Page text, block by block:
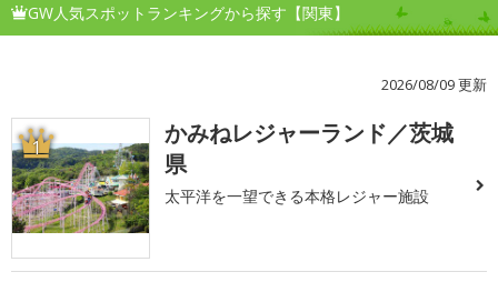
GW人気スポットランキングから探す【関東】
2026/08/09 更新
1
かみねレジャーランド／茨城
県
太平洋を一望できる本格レジャー施設